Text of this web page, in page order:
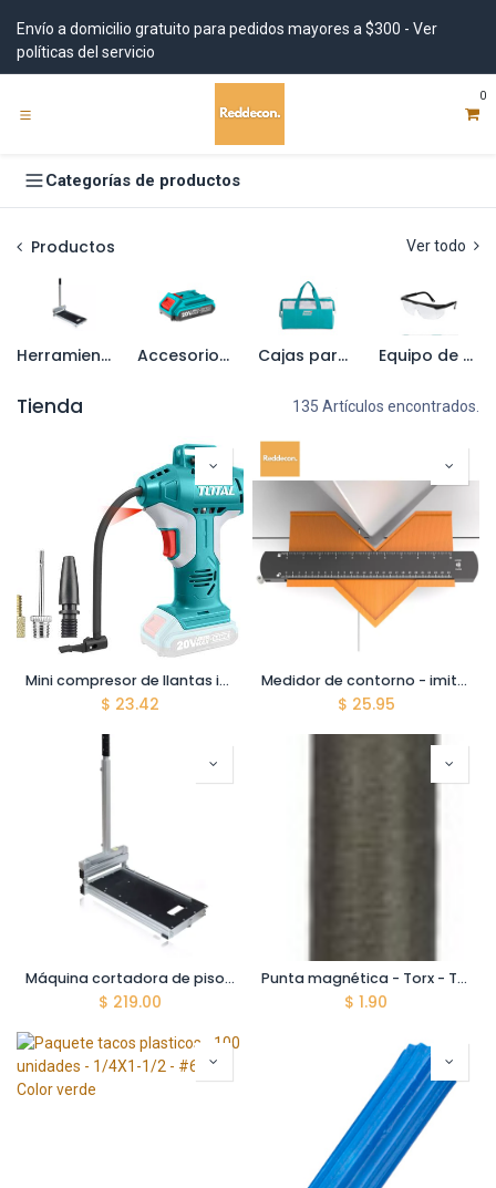
Envío a domicilio gratuito para pedidos mayores a $300 - Ver
políticas del servicio
0
Categorías de productos
Productos Ver todo
Herramientas estacionarias Accesorios para herramientas eléctricas Cajas para herramientas y organizadores Equipo de seguridad
Tienda 135 Artículos encontrados.
Mini compresor de llantas inalámbrico - 20V - No Incluye Bateria Ni Cargador
$ 23.42
Medidor de contorno - imitador de formas para cortes - con bloqueo
$ 25.95
Máquina cortadora de pisos - Corte recto/corte ángulo -
$ 219.00
Punta magnética - Torx - T15 - Largo 3 pulgadas
$ 1.90